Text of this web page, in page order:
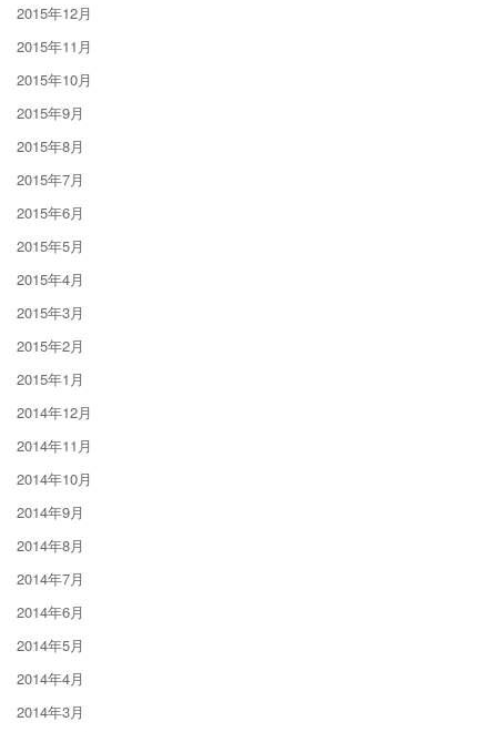
2015年12月
2015年11月
2015年10月
2015年9月
2015年8月
2015年7月
2015年6月
2015年5月
2015年4月
2015年3月
2015年2月
2015年1月
2014年12月
2014年11月
2014年10月
2014年9月
2014年8月
2014年7月
2014年6月
2014年5月
2014年4月
2014年3月